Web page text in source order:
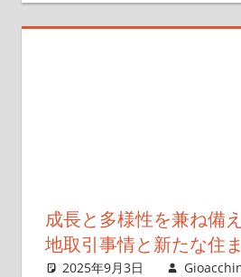
成長と多様性を兼ね備
地取引事情と新たな住
2025年9月3日